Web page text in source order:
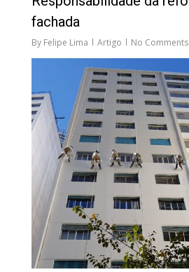
fachada
By Felipe Lima Artigo No Comments